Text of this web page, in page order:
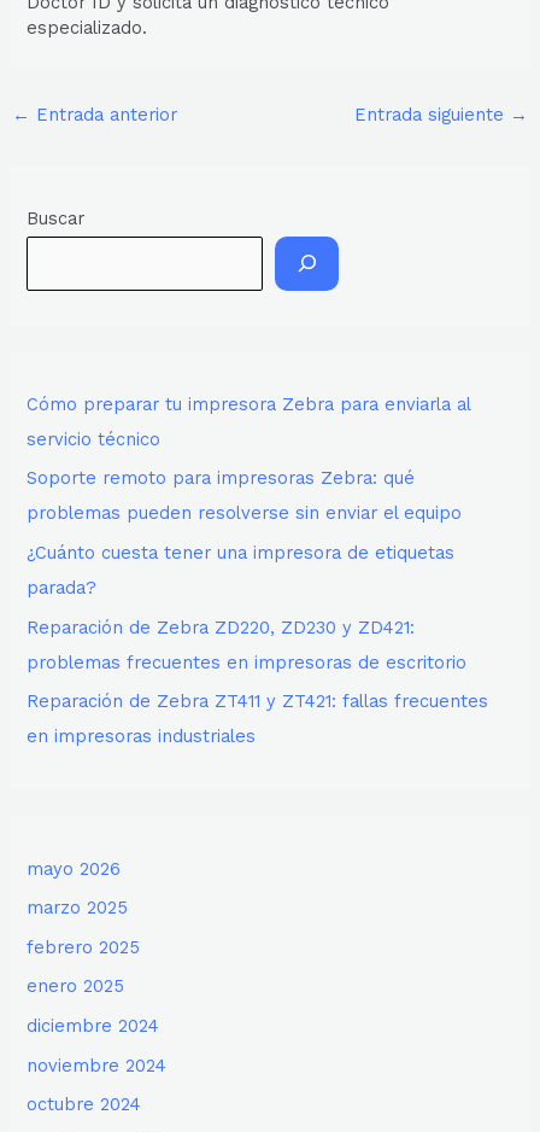
especializado.
← Entrada anterior Entrada siguiente →
Buscar
Cómo preparar tu impresora Zebra para enviarla al
servicio técnico
Soporte remoto para impresoras Zebra: qué
problemas pueden resolverse sin enviar el equipo
¿Cuánto cuesta tener una impresora de etiquetas
parada?
Reparación de Zebra ZD220, ZD230 y ZD421:
problemas frecuentes en impresoras de escritorio
Reparación de Zebra ZT411 y ZT421: fallas frecuentes
en impresoras industriales
mayo 2026
marzo 2025
febrero 2025
enero 2025
diciembre 2024
noviembre 2024
octubre 2024